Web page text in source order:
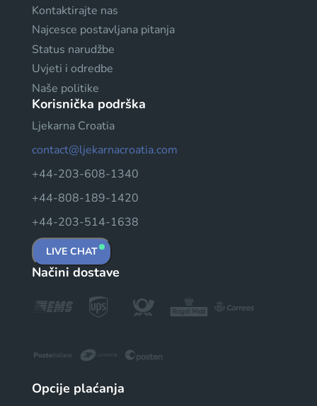
Kontaktirajte nas
Najcesce postavljana pitanja
Status narudžbe
Uvjeti i odredbe
Naše politike
Korisnička podrška
Ljekarna Croatia
contact@ljekarnacroatia.com
+44-203-608-1340
+44-808-189-1420
+44-203-514-1638
LIVE CHAT
Načini dostave
Opcije plaćanja